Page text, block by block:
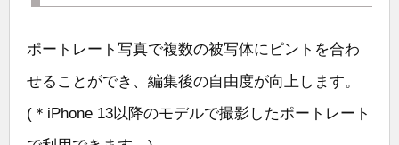
ポートレート写真で複数の被写体にピントを合わ
せることができ、編集後の自由度が向上します。
(＊iPhone 13以降のモデルで撮影したポートレート